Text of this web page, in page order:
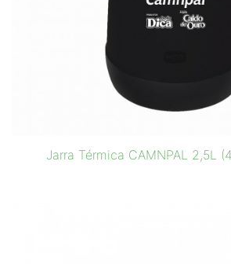
Jarra Térmica CAMNPAL 2,5L